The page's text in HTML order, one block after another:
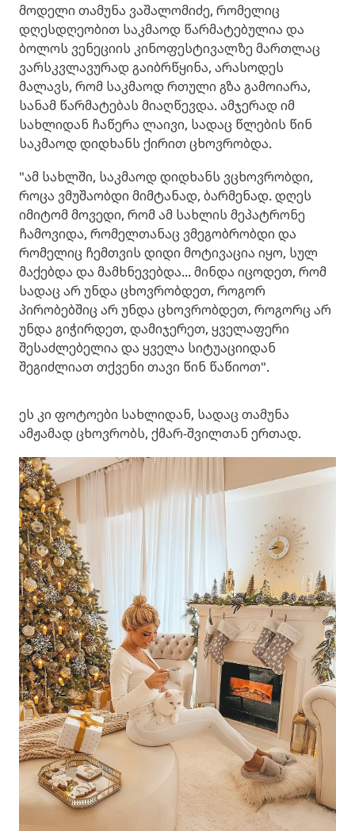
მოდელი თამუნა ვაშალომიძე, რომელიც
დღესდღეობით საკმაოდ წარმატებულია და
ბოლოს ვენეციის კინოფესტივალზე მართლაც
ვარსკვლავურად გაიბრწყინა, არასოდეს
მალავს, რომ საკმაოდ რთული გზა გამოიარა,
სანამ წარმატებას მიაღწევდა. ამჯერად იმ
სახლიდან ჩაწერა ლაივი, სადაც წლების წინ
საკმაოდ დიდხანს ქირით ცხოვრობდა.
"ამ სახლში, საკმაოდ დიდხანს ვცხოვრობდი,
როცა ვმუშაობდი მიმტანად, ბარმენად. დღეს
იმიტომ მოვედი, რომ ამ სახლის მეპატრონე
ჩამოვიდა, რომელთანაც ვმეგობრობდი და
რომელიც ჩემთვის დიდი მოტივაცია იყო, სულ
მაქებდა და მამხნევებდა... მინდა იცოდეთ, რომ
სადაც არ უნდა ცხოვრობდეთ, როგორ
პირობებშიც არ უნდა ცხოვრობდეთ, როგორც არ
უნდა გიჭირდეთ, დამიჯერეთ, ყველაფერი
შესაძლებელია და ყველა სიტუაციიდან
შეგიძლიათ თქვენი თავი წინ წაწიოთ".
ეს კი ფოტოები სახლიდან, სადაც თამუნა
ამჟამად ცხოვრობს, ქმარ-შვილთან ერთად.